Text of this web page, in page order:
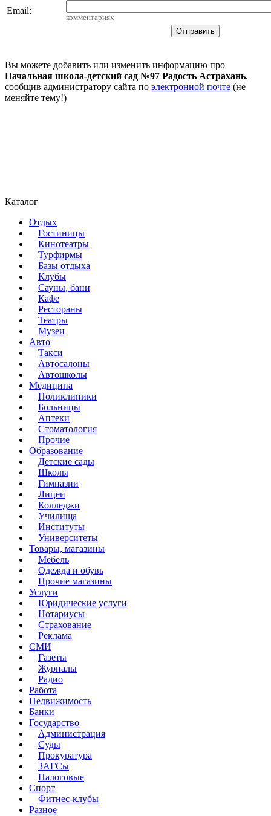
Email:
комментариях
Вы можете добавить или изменить информацию про
Начальная школа-детский сад №97 Радость Астрахань,
сообщив администратору сайта по электронной почте (не
меняйте тему!)
Каталог
Отдых
Гостиницы
Кинотеатры
Турфирмы
Базы отдыха
Клубы
Сауны, бани
Кафе
Рестораны
Театры
Музеи
Авто
Такси
Автосалоны
Автошколы
Медицина
Поликлиники
Больницы
Аптеки
Стоматология
Прочие
Образование
Детские сады
Школы
Гимназии
Лицеи
Колледжи
Училища
Институты
Университеты
Товары, магазины
Мебель
Одежда и обувь
Прочие магазины
Услуги
Юридические услуги
Нотариусы
Страхование
Реклама
СМИ
Газеты
Журналы
Радио
Работа
Недвижимость
Банки
Государство
Администрация
Суды
Прокуратура
ЗАГСы
Налоговые
Спорт
Фитнес-клубы
Разное